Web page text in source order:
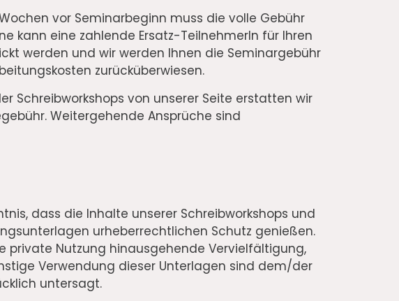
vor Seminarbeginn muss die volle Gebühr
kann eine zahlende Ersatz-TeilnehmerIn für Ihren
werden und wir werden Ihnen die Seminargebühr
zurücküberwiesen.
Schreibworkshops von unserer Seite erstatten wir
Weitergehende Ansprüche sind
dass die Inhalte unserer Schreibworkshops und
urheberrechtlichen Schutz genießen.
private Nutzung hinausgehende Vervielfältigung,
Verwendung dieser Unterlagen sind dem/der
untersagt.